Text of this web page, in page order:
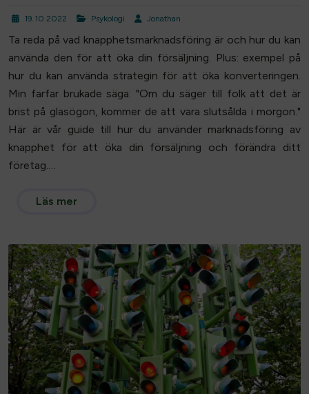
19.10.2022 Psykologi Jonathan
Ta reda på vad knapphetsmarknadsföring är och hur du kan
använda den för att öka din försäljning. Plus: exempel på
hur du kan använda strategin för att öka konverteringen.
Min farfar brukade säga: "Om du säger till folk att det är
brist på glasögon, kommer de att vara slutsålda i morgon."
Här är vår guide till hur du använder marknadsföring av
knapphet för att öka din försäljning och förändra ditt
företag.…
Läs mer